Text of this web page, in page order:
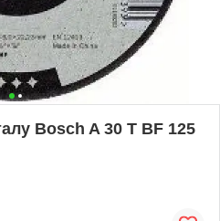
Bosch A 30 Т BF 125